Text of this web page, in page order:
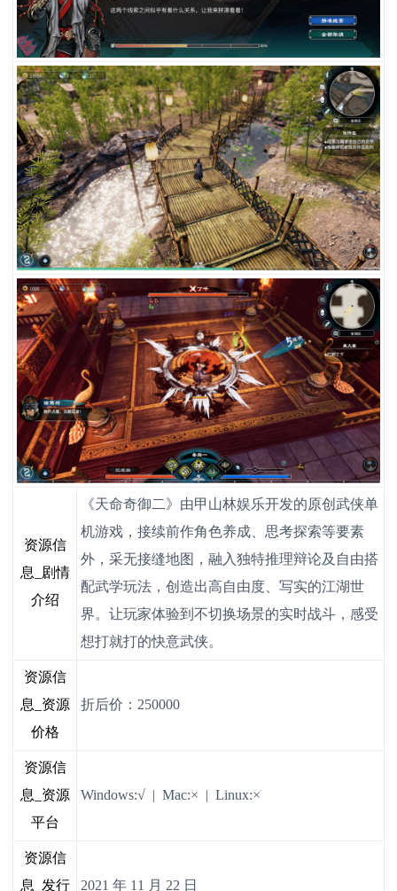
资源信
息_剧情
介绍
《天命奇御二》由甲山林娱乐开发的原创武侠单
机游戏，接续前作角色养成、思考探索等要素
外，采无接缝地图，融入独特推理辩论及自由搭
配武学玩法，创造出高自由度、写实的江湖世
界。让玩家体验到不切换场景的实时战斗，感受
想打就打的快意武侠。
资源信
息_资源
价格
折后价：250000
资源信
息_资源
平台
Windows:√ | Mac:× | Linux:×
资源信
息_发行
2021 年 11 月 22 日